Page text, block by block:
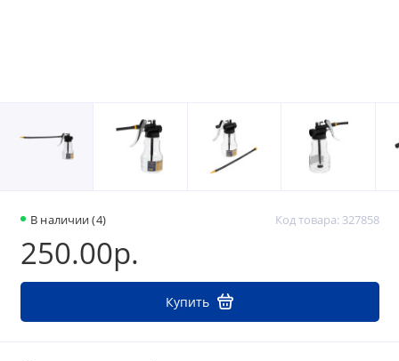
В наличии (4) Код товара: 327858
250.00р.
Купить